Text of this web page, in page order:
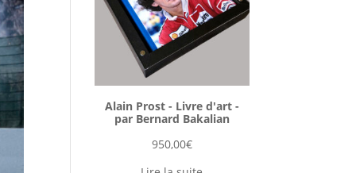
Alain Prost - Livre d'art -
par Bernard Bakalian
950,00€